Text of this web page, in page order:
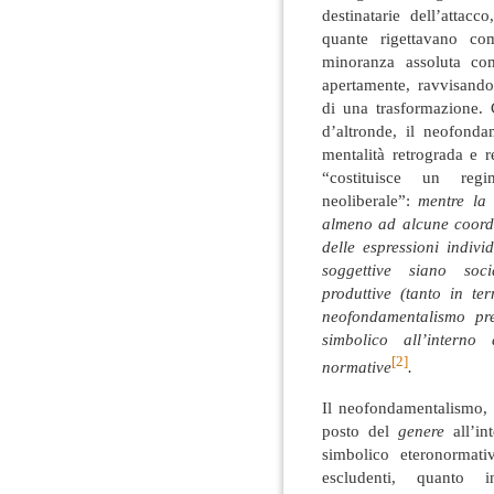
destinatarie
quante rigettavano
minoranza assoluta
apertamente,
di una trasformazione.
d’altronde, il
mentalità retrograda e
“costituisce un
neoliberale”:mentre la
almeno ad alcune
delle espressioni
soggettive siano
produttive (tanto in
neofondamentalismo
simbolico
normative[2].
Il
posto del genere
simbolico
escludenti, quanto